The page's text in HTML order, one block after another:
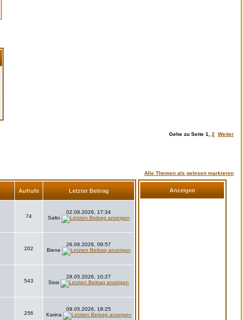
Gehe zu Seite 1 2 Weiter
Alle Themen als gelesen markieren
Aufrufe Letzter Beitrag
74
02.08.2026, 17:34
Salto
202
26.06.2026, 09:57
Biene
543
28.05.2026, 10:27
Sissi
256
09.05.2026, 18:25
Karina
Anzeigen